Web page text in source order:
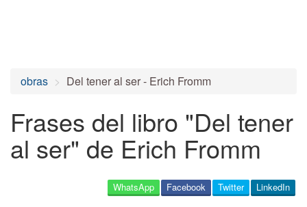
obras Del tener al ser - Erich Fromm
Frases del libro "Del tener
al ser" de Erich Fromm
LinkedIn
Twitter
Facebook
WhatsApp